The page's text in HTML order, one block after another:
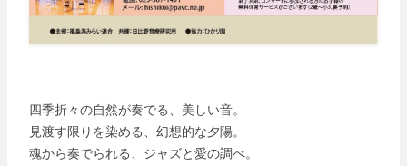
四季折々の自然が奏でる、美しい音。
見渡す限りを染める、幻想的な夕陽。
魂から奏でられる、ジャズと愛の調べ。